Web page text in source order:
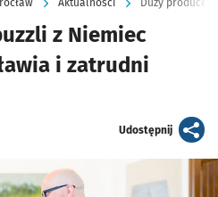
Aktualności Duży
z Niemiec
i zatrudni
Udostępnijartykuł